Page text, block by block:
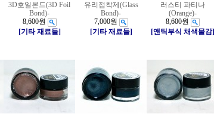
3D호일본드(3D Foil
Bond)-
8,600원
[기타 재료들]
유리접착제(Glass
Bond)-
7,000원
[기타 재료들]
러스티 파티나
(Orange)-
8,600원
[앤틱부식 채색물감]